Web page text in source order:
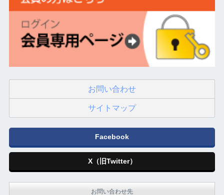
お問い合わせ
サイトマップ
Facebook
X（旧Twitter）
お問い合わせ先